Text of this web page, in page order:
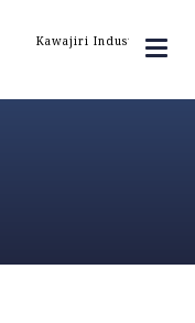
Kawajiri Industry Inc.